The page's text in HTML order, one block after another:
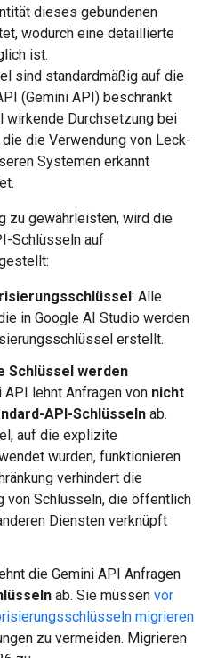
dieses gebundenen
wodurch eine detaillierte
ist.
sind standardmäßig auf die
(Gemini API) beschränkt
wirkende Durchsetzung bei
die Verwendung von Leck-
Systemen erkannt
zu gewährleisten, wird die
Schlüsseln auf
: Alle
in Google AI Studio werden
erstellt.
Schlüssel werden
API lehnt Anfragen von nicht
API-Schlüsseln ab.
auf die explizite
wurden, funktionieren
verhindert die
von Schlüsseln, die öffentlich
Diensten verknüpft
die Gemini API Anfragen
ab. Sie müssen vor
migrieren
zu vermeiden. Migrieren